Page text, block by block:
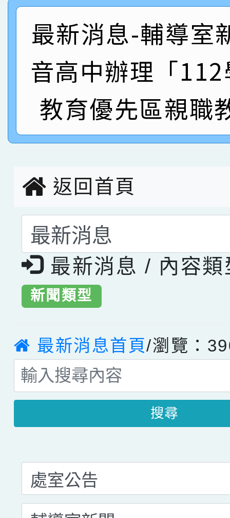
名
倩參加桃園市科展 國
名 指導老師王老師、
賀！本校四年二班張O
園市英語競賽國小朗讀
指導老師林老師
賀！本校參加桃園市中
賽 劉文瑛教師榮獲教
臺灣台語-第二名
賀！本校參與2026世
市賽榮獲科學小創客佳
最新消息-輔導室
音高中辦理「
教育優先區親職
返回首頁
選擇後頁面內容會更
最新消息 / 內容類
新聞類型
最新消息首頁/瀏覽：
搜尋